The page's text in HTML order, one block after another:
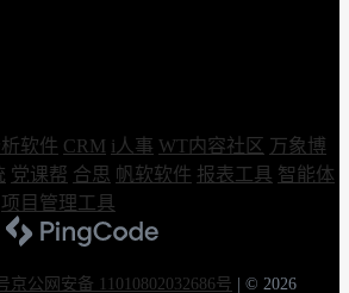
软件 CRM i人事 WT内容社区 万象博
党课帮 合思 帆软软件 报表工具 智能体
项目管理工具
京公网安备 11010802032686号
© 2026